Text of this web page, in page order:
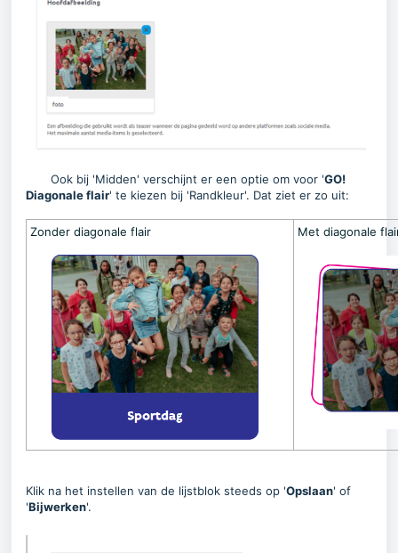
Ook bij 'Midden' verschijnt er een optie om voor 'GO!
Diagonale flair' te kiezen bij 'Randkleur'. Dat ziet er zo uit:
Zonder diagonale flair Met diagonale
Klik na het instellen van de lijstblok steeds op 'Opslaan' of
'Bijwerken'.